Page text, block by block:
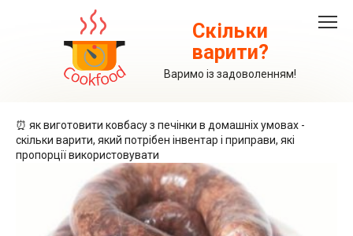
Скільки
варити?
Варимо із задоволенням!
⏰ як виготовити ковбасу з печінки в домашніх умовах -
скільки варити, який потрібен інвентар і приправи, які
пропорції використовувати